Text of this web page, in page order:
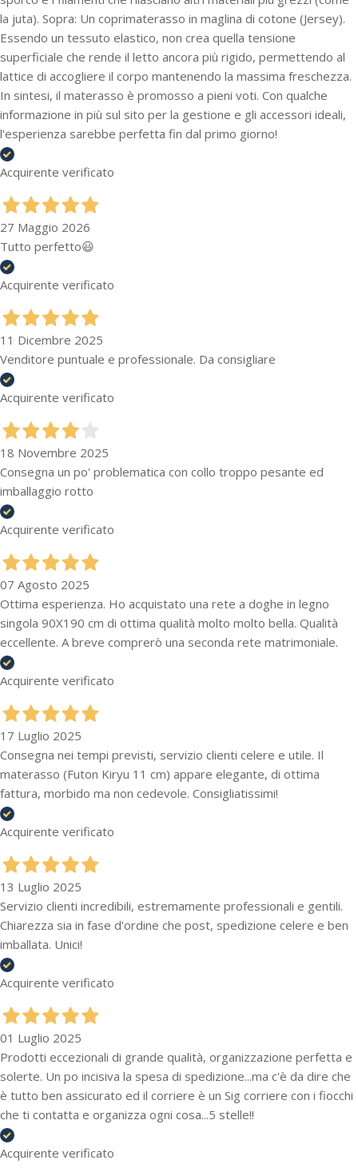
la juta). Sopra: Un coprimaterasso in maglina di cotone (Jersey).
Essendo un tessuto elastico, non crea quella tensione
superficiale che rende il letto ancora più rigido, permettendo al
lattice di accogliere il corpo mantenendo la massima freschezza.
In sintesi, il materasso è promosso a pieni voti. Con qualche
informazione in più sul sito per la gestione e gli accessori ideali,
l'esperienza sarebbe perfetta fin dal primo giorno!
Acquirente verificato
27 Maggio 2026
Tutto perfetto😃
Acquirente verificato
11 Dicembre 2025
Venditore puntuale e professionale. Da consigliare
Acquirente verificato
18 Novembre 2025
Consegna un po' problematica con collo troppo pesante ed
imballaggio rotto
Acquirente verificato
07 Agosto 2025
Ottima esperienza. Ho acquistato una rete a doghe in legno
singola 90X190 cm di ottima qualità molto molto bella. Qualità
eccellente. A breve comprerò una seconda rete matrimoniale.
Acquirente verificato
17 Luglio 2025
Consegna nei tempi previsti, servizio clienti celere e utile. Il
materasso (Futon Kiryu 11 cm) appare elegante, di ottima
fattura, morbido ma non cedevole. Consigliatissimi!
Acquirente verificato
13 Luglio 2025
Servizio clienti incredibili, estremamente professionali e gentili.
Chiarezza sia in fase d'ordine che post, spedizione celere e ben
imballata. Unici!
Acquirente verificato
01 Luglio 2025
Prodotti eccezionali di grande qualità, organizzazione perfetta e
solerte. Un po incisiva la spesa di spedizione...ma c'è da dire che
è tutto ben assicurato ed il corriere è un Sig corriere con i fiocchi
che ti contatta e organizza ogni cosa...5 stelle!!
Acquirente verificato